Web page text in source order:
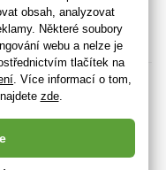
vyhrazena
a platí
Google a jejich